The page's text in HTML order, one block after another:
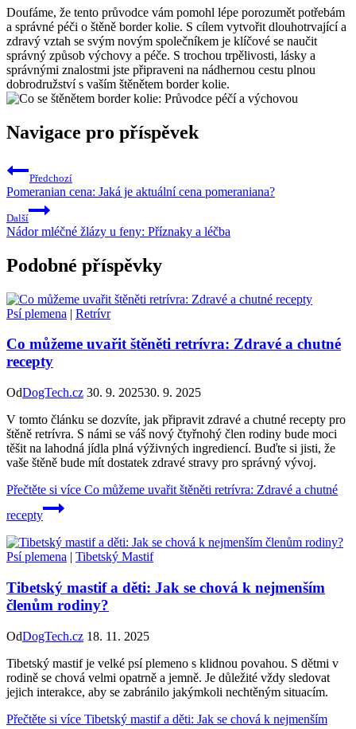
Doufáme, že tento průvodce vám pomohl lépe porozumět potřebám
a správné péči o štěně border kolie. S cílem vytvořit dlouhotrvající a
zdravý vztah se svým novým společníkem je klíčové se naučit
správný způsob výchovy a péče. S trochou trpělivosti, lásky a
správnými znalostmi jste připraveni na nádhernou cestu plnou
dobrodružství s vaším štěnětem border kolie.
Navigace pro příspěvek
Předchozí
Pomeranian cena: Jaká je aktuální cena pomeraniana?
Další
Nádor mléčné žlázy u feny: Příznaky a léčba
Podobné příspěvky
Psí plemena | Retrívr
Co můžeme uvařit štěněti retrívra: Zdravé a chutné
recepty
OdDogTech.cz 30. 9. 202530. 9. 2025
V tomto článku se dozvíte, jak připravit zdravé a chutné recepty pro
štěně retrívra. S námi se váš nový čtyřnohý člen rodiny bude moci
těšit na lahodná jídla plná výživných ingrediencí. Buďte si jisti, že
vaše štěně bude mít dostatek zdravé stravy pro správný vývoj.
Přečtěte si více Co můžeme uvařit štěněti retrívra: Zdravé a chutné
recepty
Psí plemena | Tibetský Mastif
Tibetský mastif a děti: Jak se chová k nejmenším
členům rodiny?
OdDogTech.cz 18. 11. 2025
Tibetský mastif je velké psí plemeno s klidnou povahou. S dětmi v
rodině se chová velmi opatrně a jemně. Je důležité vždy sledovat
jejich interakce, aby se zabránilo jakýmkoli nechtěným situacím.
Přečtěte si více Tibetský mastif a děti: Jak se chová k nejmenším